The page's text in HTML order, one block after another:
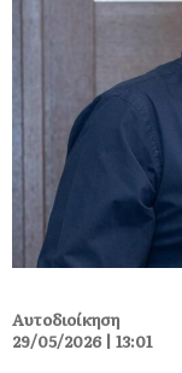
Αυτοδιοίκηση
29/05/2026 | 13:01